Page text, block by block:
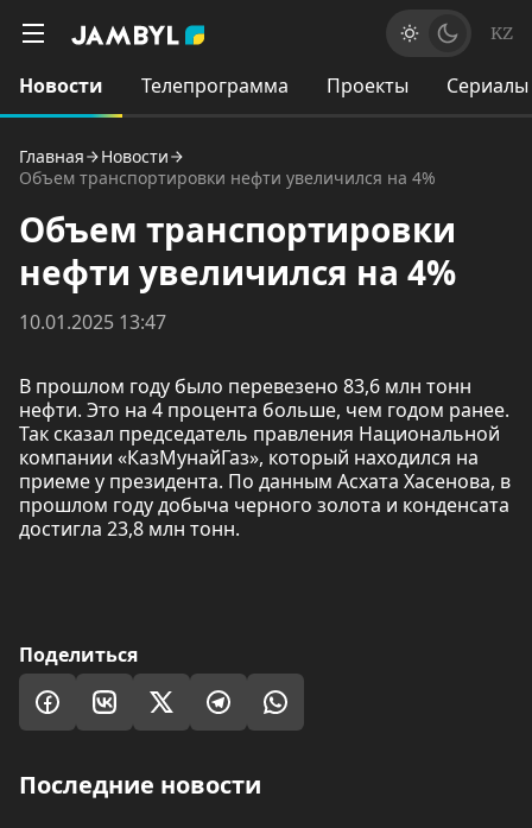
KZ
Новости Телепрограмма Проекты Сериалы
Главная
Новости
Объем транспортировки нефти увеличился на 4%
Объем транспортировки
нефти увеличился на 4%
10.01.2025 13:47
В прошлом году было перевезено 83,6 млн тонн
нефти. Это на 4 процента больше, чем годом ранее.
Так сказал председатель правления Национальной
компании «КазМунайГаз», который находился на
приеме у президента. По данным Асхата Хасенова, в
прошлом году добыча черного золота и конденсата
достигла 23,8 млн тонн.
Поделиться
Последние новости